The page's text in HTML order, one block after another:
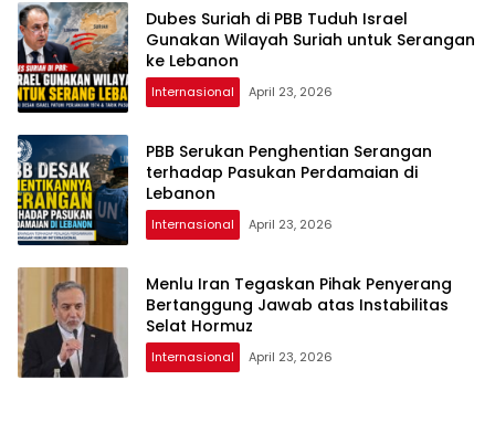
Dubes Suriah di PBB Tuduh Israel
Gunakan Wilayah Suriah untuk Serangan
ke Lebanon
Internasional April 23, 2026
PBB Serukan Penghentian Serangan
terhadap Pasukan Perdamaian di
Lebanon
Internasional April 23, 2026
Menlu Iran Tegaskan Pihak Penyerang
Bertanggung Jawab atas Instabilitas
Selat Hormuz
Internasional April 23, 2026